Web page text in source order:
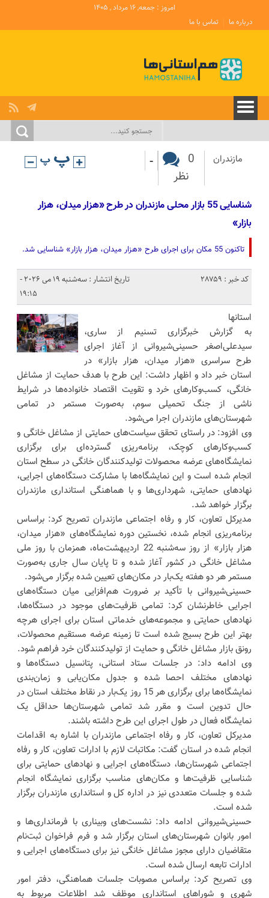
امروز : جمعه, ۱۶ مرداد , ۱۴۰۵
درباره ما
تماس با ما
مازندران
0
نظر
-
شناسایی 55 بازار محلی مازندران در طرح «هزار میدان، هزار
بازار»
تاکنون 55 مکان برای اجرای طرح «هزار میدان، هزار بازار» شناسایی شد.
کد خبر : 28759
تاریخ انتشار : سه‌شنبه 19 می 2026 -
19:15
استانها
به گزارش خبرگزاری تسنیم از ساری،
سیدعلی‌اصغر حسینی‌شیروانی از آغاز اجرای
طرح سراسری «هزار میدان، هزار بازار» در
استان خبر داد و اظهار داشت: این طرح با هدف حمایت از مشاغل
خانگی، کسب‌وکارهای خرد و تقویت اقتصاد خانواده‌ها در شرایط
ناشی از جنگ تحمیلی سوم، به‌صورت مستمر در تمامی
شهرستان‌های مازندران اجرا می‌شود.
وی افزود: در راستای تحقق سیاست‌های حمایتی از مشاغل خانگی و
کسب‌وکارهای کوچک، برنامه‌ریزی گسترده‌ای برای برگزاری
نمایشگاه‌های عرضه محصولات تولیدکنندگان خانگی در سطح استان
انجام شده است و این نمایشگاه‌ها با مشارکت دستگاه‌های اجرایی،
نهادهای حمایتی، شهرداری‌ها و با هماهنگی استانداری مازندران
برگزار خواهد شد.
مدیرکل تعاون، کار و رفاه اجتماعی مازندران تصریح کرد: براساس
برنامه‌ریزی انجام شده، نخستین دوره نمایشگاه‌های «هزار میدان،
هزار بازار» از روز سه‌شنبه 22 اردیبهشت‌ماه، همزمان با روز ملی
مشاغل خانگی در کشور آغاز شده و تا پایان سال جاری به‌صورت
مستمر هر دو هفته یک‌بار در مکان‌های تعیین شده برگزار می‌شود.
حسینی‌شیروانی با تأکید بر ضرورت هم‌افزایی میان دستگاه‌های
اجرایی خاطرنشان کرد: تمامی ظرفیت‌های موجود در دستگاه‌ها،
نهادهای حمایتی و مجموعه‌های خدماتی استان برای اجرای هرچه
بهتر این طرح بسیج شده است تا زمینه عرضه مستقیم محصولات،
رونق بازار مشاغل خانگی و حمایت از تولیدکنندگان خرد فراهم شود.
وی ادامه داد: در جلسات ستاد استانی، پتانسیل دستگاه‌ها و
نهادهای مختلف احصا شده و جدول مکان‌یابی و زمان‌بندی
نمایشگاه‌ها برای برگزاری هر 15 روز یک‌بار در نقاط مختلف استان در
حال تدوین است و مقرر شد تمامی شهرستان‌ها حداقل یک
نمایشگاه فعال در طول اجرای این طرح داشته باشند.
مدیرکل تعاون، کار و رفاه اجتماعی مازندران با اشاره به اقدامات
انجام شده در استان گفت: مکاتبات لازم با ادارات تعاون، کار و رفاه
اجتماعی شهرستان‌ها، دستگاه‌های اجرایی و نهادهای حمایتی برای
شناسایی ظرفیت‌ها و مکان‌های مناسب برگزاری نمایشگاه انجام
شده و جلسات متعددی نیز در اداره کل و استانداری مازندران برگزار
شده است.
حسینی‌شیروانی ادامه داد: نشست‌های وبیناری با فرمانداری‌ها و
امور بانوان شهرستان‌های استان برگزار شد و فرم فراخوان ثبت‌نام
متقاضیان دارای مجوز مشاغل خانگی نیز برای دستگاه‌های اجرایی و
ادارات تابعه ارسال شده است.
وی تصریح کرد: براساس مصوبات جلسات هماهنگی، دفتر امور
شهری و شوراهای استانداری موظف شد اطلاعات مربوط به